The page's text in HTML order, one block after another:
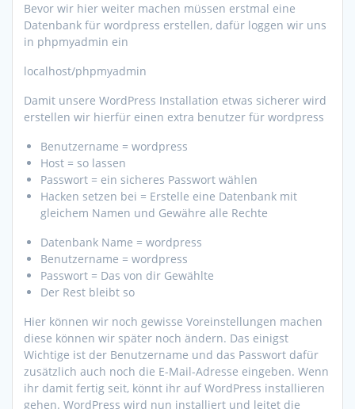
Bevor wir hier weiter machen müssen erstmal eine
Datenbank für wordpress erstellen, dafür loggen wir uns
in phpmyadmin ein
localhost/phpmyadmin
Damit unsere WordPress Installation etwas sicherer wird
erstellen wir hierfür einen extra benutzer für wordpress
Benutzername = wordpress
Host = so lassen
Passwort = ein sicheres Passwort wählen
Hacken setzen bei = Erstelle eine Datenbank mit
gleichem Namen und Gewähre alle Rechte
Datenbank Name = wordpress
Benutzername = wordpress
Passwort = Das von dir Gewählte
Der Rest bleibt so
Hier können wir noch gewisse Voreinstellungen machen
diese können wir später noch ändern. Das einigst
Wichtige ist der Benutzername und das Passwort dafür
zusätzlich auch noch die E-Mail-Adresse eingeben. Wenn
ihr damit fertig seit, könnt ihr auf WordPress installieren
gehen. WordPress wird nun installiert und leitet die